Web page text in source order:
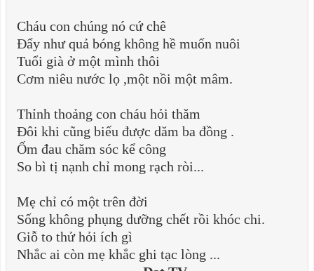
Cháu con chúng nó cứ chê
Đẩy như quả bóng không hề muốn nuôi
Tuổi già ở một mình thôi
Cơm niêu nước lọ ,một nồi một mâm.
Thỉnh thoảng con cháu hỏi thăm
Đôi khi cũng biếu được dăm ba đồng .
Ốm đau chăm sóc kể công
So bì tị nạnh chỉ mong rạch ròi...
Mẹ chỉ có một trên đời
Sống không phụng dưỡng chết rồi khóc chi.
Giỗ to thử hỏi ích gì
Nhắc ai còn mẹ khắc ghi tạc lòng ...